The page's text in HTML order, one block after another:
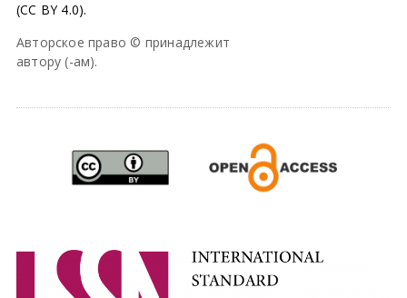
(CC BY 4.0).
Авторское право © принадлежит
автору (-ам).